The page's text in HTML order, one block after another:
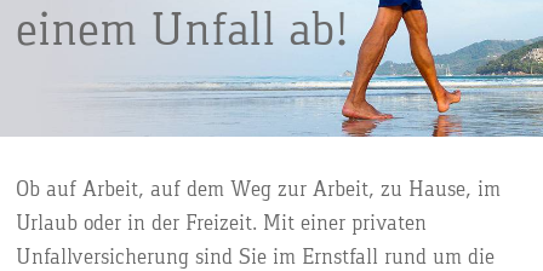
einem Unfall ab!
Ob auf Arbeit, auf dem Weg zur Arbeit, zu Hause, im
Urlaub oder in der Freizeit. Mit einer privaten
Unfallversicherung sind Sie im Ernstfall rund um die